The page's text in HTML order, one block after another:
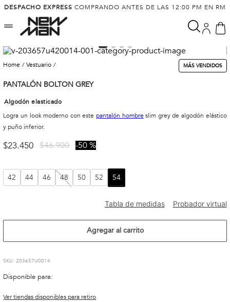
DESPACHO EXPRESS COMPRANDO ANTES DE LAS 12:00 PM EN RM
vestuario MÁS VENDIDOS
PANTALÓN BOLTON GREY
Algodón elasticado
Logra un look moderno con este pantalón hombre slim grey de algodón elástico
y puño inferior.
$23.450 $46.900 50 %
42 44 46 48 50 52 54
Agregar al carrito
:203657U0014
Disponible para:
Ver tiendas disponibles para retiro